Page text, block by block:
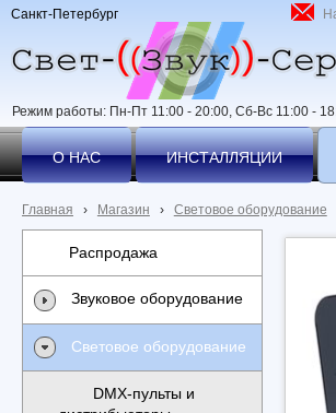
Режим работы: Пн-Пт 11:00 - 20:00, Сб-Вс 11:00 -
Санкт-Петербург
О НАС ИНСТАЛЛЯЦИИ
Главная › Магазин › Световое оборудование
Распродажа
Звуковое оборудование
Световое оборудование
DMX-пульты и